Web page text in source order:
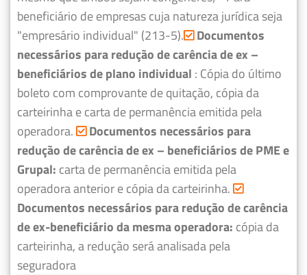
beneficiário de empresas cuja natureza jurídica seja
"empresário individual" (213-5). Documentos
necessários para redução de carência de ex –
beneficiários de plano individual : Cópia do último
boleto com comprovante de quitação, cópia da
carteirinha e carta de permanência emitida pela
operadora.
Documentos necessários para
redução de carência de ex – beneficiários de PME e
Grupal: carta de permanência emitida pela
operadora anterior e cópia da carteirinha.
Documentos necessários para redução de carência
de ex-beneficiário da mesma operadora: cópia da
carteirinha, a redução será analisada pela
seguradora